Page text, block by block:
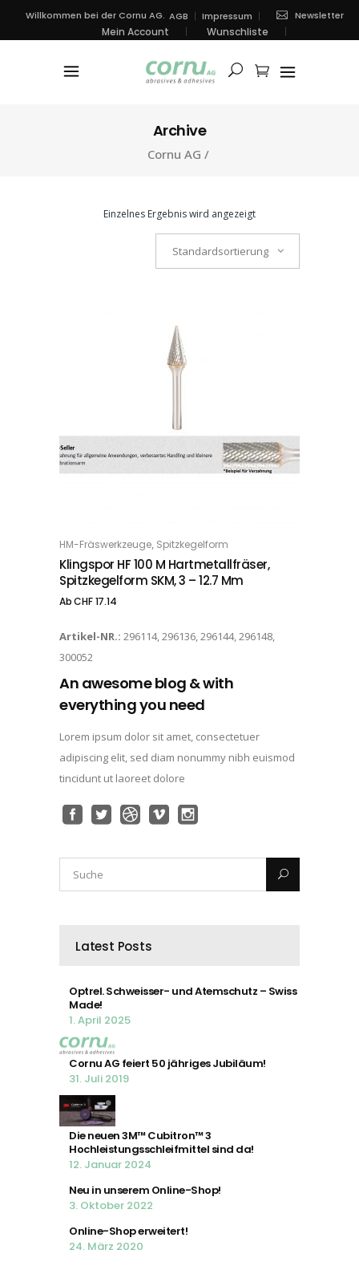
Willkommen bei der Cornu AG. AGB Impressum Newsletter
Mein Account Wunschliste
Archive
Cornu AG /
Einzelnes Ergebnis wird angezeigt
Standardsortierung
OPTIONS
HM-Fräswerkzeuge, Spitzkegelform
Klingspor HF 100 M Hartmetallfräser,
Spitzkegelform SKM, 3 – 12.7 Mm
AbCHF17.14
Artikel-NR.: 296114, 296136, 296144, 296148,
300052
An awesome blog & with
everything you need
Lorem ipsum dolor sit amet, consectetuer
adipiscing elit, sed diam nonummy nibh euismod
tincidunt ut laoreet dolore
Latest Posts
Optrel. Schweisser- und Atemschutz – Swiss
Made!
1. April 2025
Cornu AG feiert 50 jähriges Jubiläum!
31. Juli 2019
Die neuen 3M™ Cubitron™ 3
Hochleistungsschleifmittel sind da!
12. Januar 2024
Neu in unserem Online-Shop!
3. Oktober 2022
Online-Shop erweitert!
24. März 2020